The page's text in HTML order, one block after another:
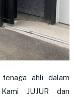
ahli dalam
JUJUR dan